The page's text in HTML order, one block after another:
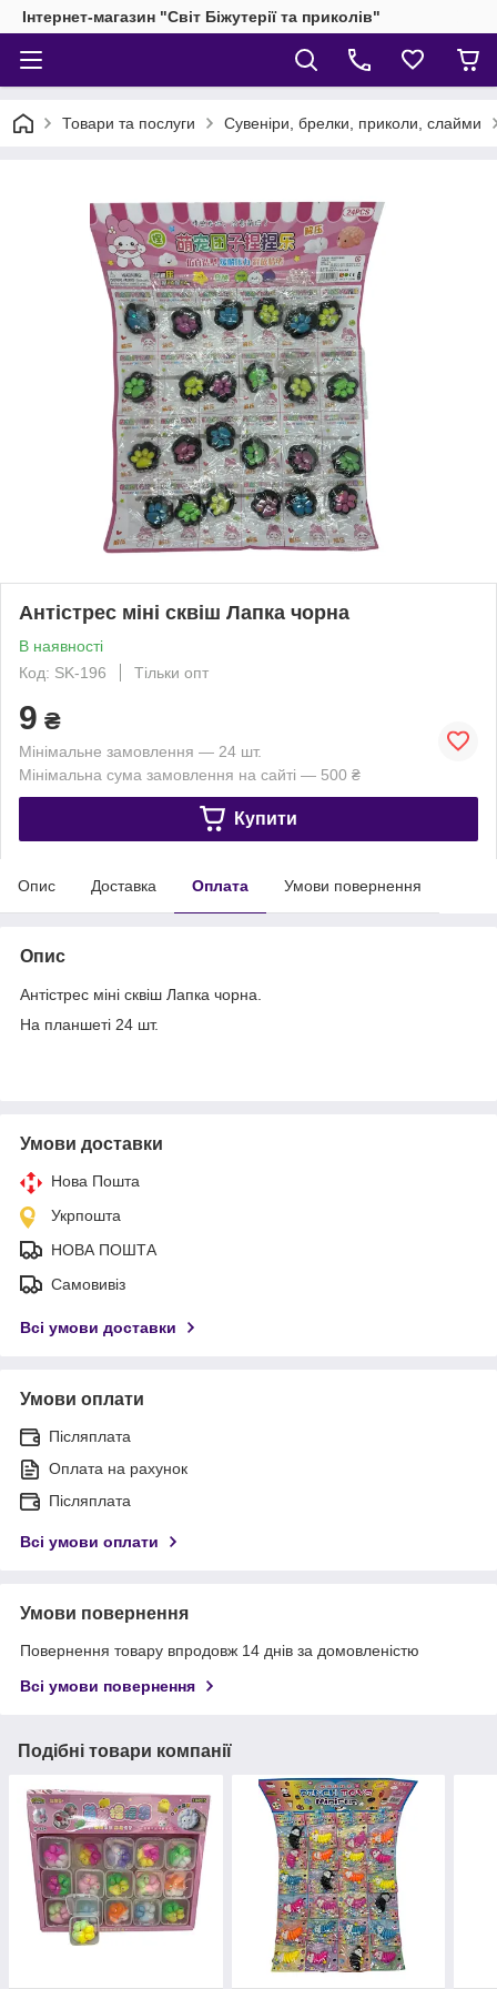
Інтернет-магазин "Світ Біжутерії та приколів"
Товари та послуги Сувеніри, брелки, приколи, слайми
Антістрес міні сквіш Лапка чорна
В наявності
Код: SK-196
Тільки опт
9 ₴
Мінімальне замовлення — 24 шт.
Мінімальна сума замовлення на сайті — 500 ₴
Купити
Опис Доставка Оплата Умови повернення
Опис
Антістрес міні сквіш Лапка чорна.
На планшеті 24 шт.
Умови доставки
Нова Пошта
Укрпошта
НОВА ПОШТА
Самовивіз
Всі умови доставки
Умови оплати
Післяплата
Оплата на рахунок
Післяплата
Всі умови оплати
Умови повернення
Повернення товару впродовж 14 днів за домовленістю
Всі умови повернення
Подібні товари компанії